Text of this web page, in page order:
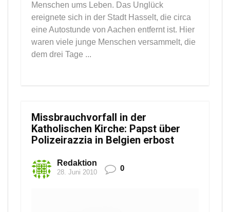
Menschen ums Leben. Das Unglück
ereignete sich in der Stadt Hasselt, die circa
eine Autostunde von Aachen entfernt ist. Hier
waren viele junge Menschen versammelt, die
dem drei Tage ...
Missbrauchvorfall in der
Katholischen Kirche: Papst über
Polizeirazzia in Belgien erbost
Redaktion
28. Juni 2010 0